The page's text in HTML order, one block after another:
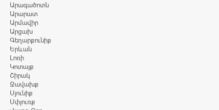
Արագածոտն
Արարատ
Արմավիր
Արցախ
Գեղարքունիք
Երևան
Լոռի
Կոտայք
Շիրակ
Ջավախք
Սյունիք
Սփյուռք